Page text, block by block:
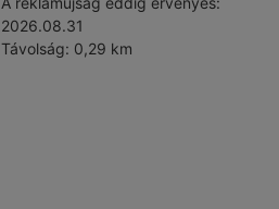
2026.08.31
Távolság: 0,29 km